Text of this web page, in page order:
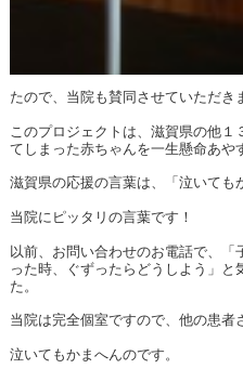
たので、当院も賛同させていただき
このプロジェクトは、滋賀県の他
てしまった赤ちゃんを一生懸命あや
滋賀県の応援の言葉は、「泣いても
当院にピッタリの言葉です！
以前、お問い合わせのお電話で、
った時、ぐずったらどうしよう」
た。
当院は完全個室ですので、他の患者
泣いてもかまへんのです。